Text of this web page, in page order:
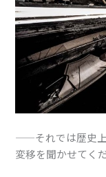
——それでは歴史上
変移を聞かせてく